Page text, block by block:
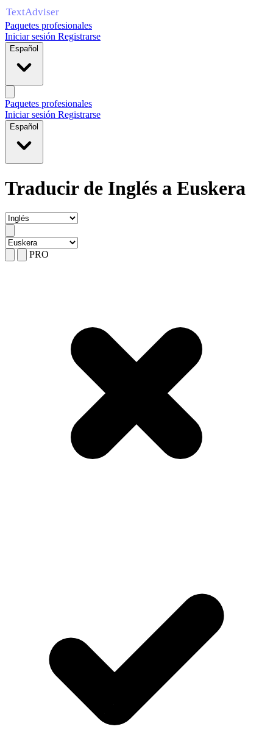
Paquetes profesionales
Iniciar sesión Registrarse
Español
Paquetes profesionales
Iniciar sesión Registrarse
Español
Traducir de Inglés a Euskera
PRO